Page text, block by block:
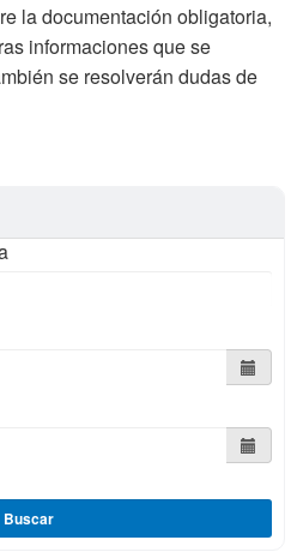
la documentación obligatoria,
informaciones que se
se resolverán dudas de
Buscar